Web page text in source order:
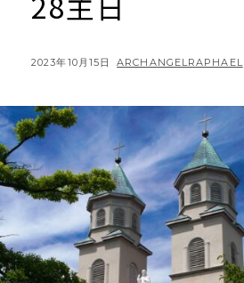
POSTED
2023年10月15日 BY
ARCHANGELRAPHAEL